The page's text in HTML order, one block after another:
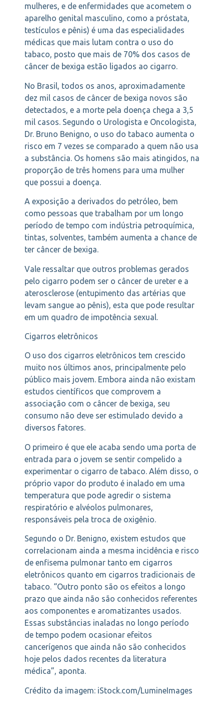
mulheres, e de enfermidades que acometem o
aparelho genital masculino, como a próstata,
testículos e pênis) é uma das especialidades
médicas que mais lutam contra o uso do
tabaco, posto que mais de 70% dos casos de
câncer de bexiga estão ligados ao cigarro.
No Brasil, todos os anos, aproximadamente
dez mil casos de câncer de bexiga novos são
detectados, e a morte pela doença chega a 3,5
mil casos. Segundo o Urologista e Oncologista,
Dr. Bruno Benigno, o uso do tabaco aumenta o
risco em 7 vezes se comparado a quem não usa
a substância. Os homens são mais atingidos, na
proporção de três homens para uma mulher
que possui a doença.
A exposição a derivados do petróleo, bem
como pessoas que trabalham por um longo
período de tempo com indústria petroquímica,
tintas, solventes, também aumenta a chance de
ter câncer de bexiga.
Vale ressaltar que outros problemas gerados
pelo cigarro podem ser o câncer de ureter e a
aterosclerose (entupimento das artérias que
levam sangue ao pênis), esta que pode resultar
em um quadro de impotência sexual.
Cigarros eletrônicos
O uso dos cigarros eletrônicos tem crescido
muito nos últimos anos, principalmente pelo
público mais jovem. Embora ainda não existam
estudos científicos que comprovem a
associação com o câncer de bexiga, seu
consumo não deve ser estimulado devido a
diversos fatores.
O primeiro é que ele acaba sendo uma porta de
entrada para o jovem se sentir compelido a
experimentar o cigarro de tabaco. Além disso, o
próprio vapor do produto é inalado em uma
temperatura que pode agredir o sistema
respiratório e alvéolos pulmonares,
responsáveis pela troca de oxigênio.
Segundo o Dr. Benigno, existem estudos que
correlacionam ainda a mesma incidência e risco
de enfisema pulmonar tanto em cigarros
eletrônicos quanto em cigarros tradicionais de
tabaco. “Outro ponto são os efeitos a longo
prazo que ainda não são conhecidos referentes
aos componentes e aromatizantes usados.
Essas substâncias inaladas no longo período
de tempo podem ocasionar efeitos
cancerígenos que ainda não são conhecidos
hoje pelos dados recentes da literatura
médica”, aponta.
Crédito da imagem: iStock.com/LumineImages